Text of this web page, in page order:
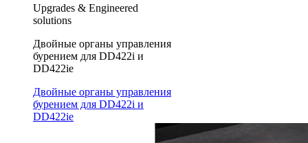
Upgrades & Engineered
solutions
Двойные органы управления
бурением для DD422i и
DD422ie
Двойные органы управления
бурением для DD422i и
DD422ie